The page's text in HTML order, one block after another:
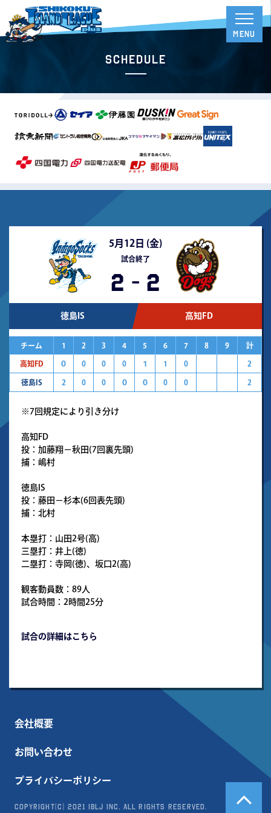
Schedule
5月12日 (金)
試合終了
2 - 2
徳島IS 高知FD
チーム 1 2 3 4 5 6 7 8 9 計
高知FD ０ 0 0 0 １ 1 0 2
徳島IS 2 0 0 ０ ０ 0 0 2
※7回規定により引き分け
高知FD
投：加藤翔－秋田(7回裏先頭)
捕：嶋村
徳島IS
投：藤田－杉本(6回表先頭)
捕：北村
本塁打：山田2号(高)
三塁打：井上(徳)
二塁打：寺岡(徳)、坂口2(高)
観客動員数：89人
試合時間：2時間25分
試合の詳細はこちら
会社概要
お問い合わせ
プライバシーポリシー
Copyright(c) 2021 IBLJ Inc. All Rights Reserved.